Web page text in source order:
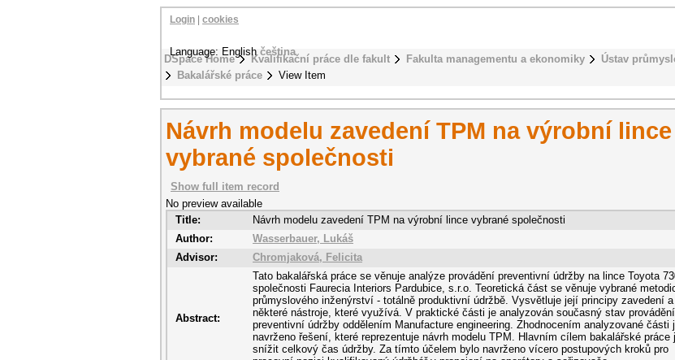
DSpace Home Kvalifikační práce dle fakult Fakulta managementu a ekonomiky
Ústav
Bakalářské práce
View Item
Login cookies
Language: Englishčeština
Návrh modelu zavedení TPM na výrobní lince
vybrané společnosti
Show full item record
No preview available
Title:
Návrh modelu zavedení TPM na výrobní lince vybrané společnosti
Author:
Wasserbauer, Lukáš
Advisor:
Chromjaková, Felicita
Abstract:
Tato bakalářská práce se věnuje analýze provádění preventivní údržby na lince Toyota
společnosti Faurecia Interiors Pardubice, s.r.o. Teoretická část se věnuje vybrané
průmyslového inženýrství - totálně produktivní údržbě. Vysvětluje její principy zavedení a
některé nástroje, které využívá. V praktické části je analyzován současný stav provádění
preventivní údržby oddělením Manufacture engineering. Zhodnocením analyzované části
navrženo řešení, které reprezentuje návrh modelu TPM. Hlavním cílem bakalářské práce
snížit celkový čas údržby. Za tímto účelem bylo navrženo vícero postupových kroků pro